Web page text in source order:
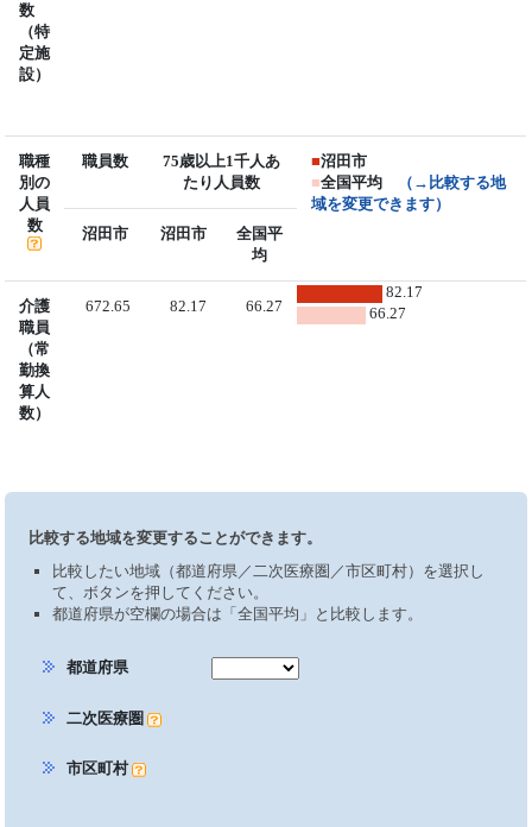
数
（特
定施
設）
職種
別の
人員
数
職員数
75歳以上1千人あ
たり人員数
■沼田市
■全国平均
（→比較する地
域を変更できます）
沼田市
沼田市
全国平
均
介護
職員
（常
勤換
算人
数）
672.65 82.17 66.27
82.17
66.27
比較する地域を変更することができます。
比較したい地域（都道府県／二次医療圏／市区町村）を選択し
て、ボタンを押してください。
都道府県が空欄の場合は「全国平均」と比較します。
都道府県
二次医療圏
市区町村